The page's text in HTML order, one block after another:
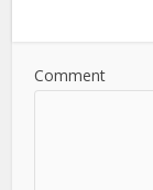
Comment